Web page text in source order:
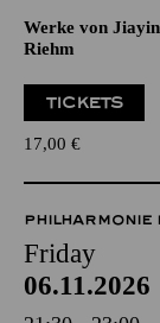
Werke von
Riehm
TICKETS
17,00 €
PHILHARMONIE
Friday
06.11.2026